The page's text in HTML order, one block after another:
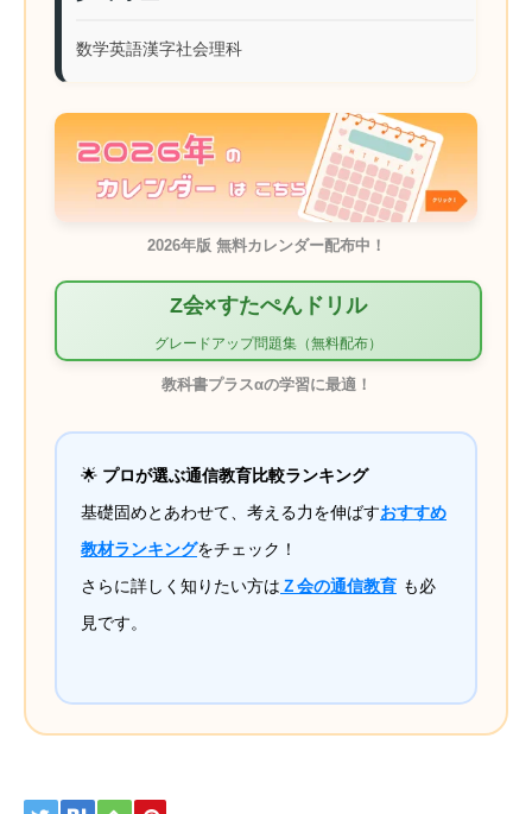
数学英語漢字社会理科
2026年版 無料カレンダー配布中！
Z会×すたぺんドリル
グレードアップ問題集（無料配布）
教科書プラスαの学習に最適！
🌟 プロが選ぶ通信教育比較ランキング
基礎固めとあわせて、考える力を伸ばすおすすめ
教材ランキングをチェック！
さらに詳しく知りたい方は Ｚ会の通信教育 も必
見です。